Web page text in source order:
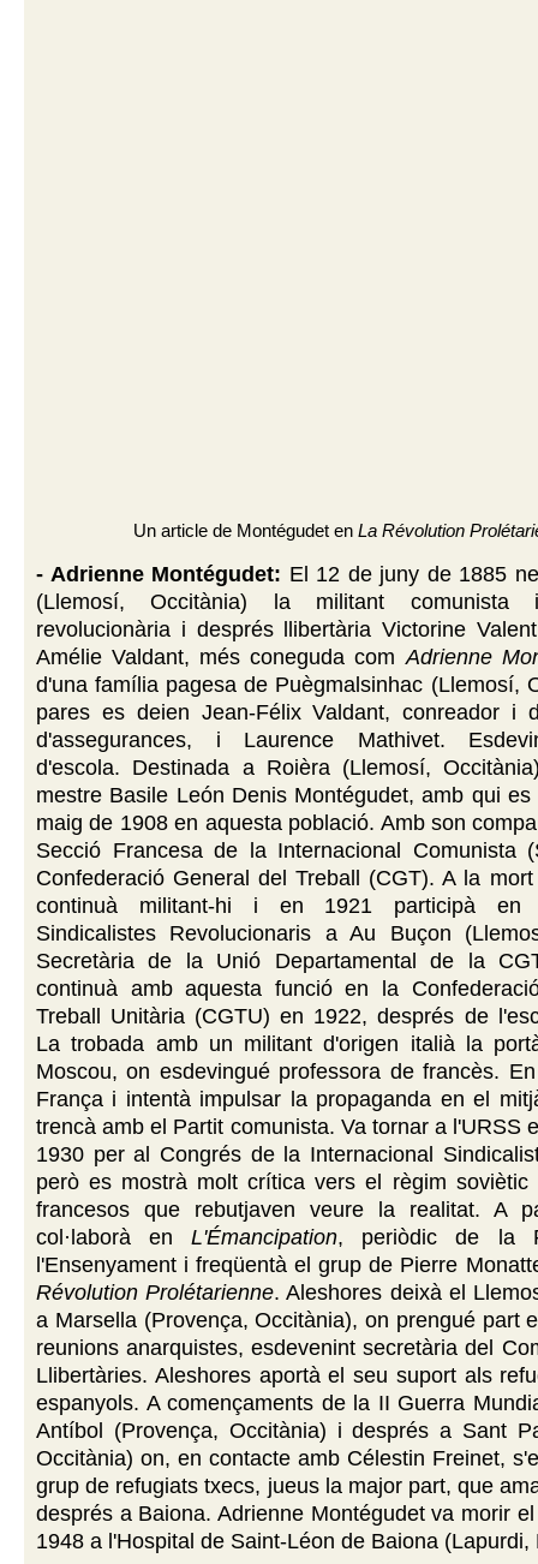
Un article de Montégudet enLa Révolution
- Adrienne Montégudet: El 12 de juny de 1885
(Llemosí, Occitània)
la militant comunista
revolucionària i després llibertària Victorine
Amélie Valdant, més coneguda com Adrienne
d'una família pagesa de Puègmalsinhac (Llemosí,
pares es deien Jean-Félix Valdant, conreador i
d'assegurances, i Laurence Mathivet.
d'escola. Destinada a Roièra (Llemosí,
mestre Basile León Denis Montégudet, amb qui
maig de 1908 en aquesta població. Amb son
Secció Francesa de la Internacional Comunista
Confederació General del Treball (CGT). A la
continuà militant-hi i en 1921 participà en
Sindicalistes Revolucionaris a Au Buçon
Secretària de la Unió Departamental de la
continuà amb aquesta funció en la
Treball Unitària (CGTU) en 1922, després de
La trobada amb un militant d'origen italià la
Moscou, on esdevingué professora de francès.
França i intentà impulsar la propaganda en el
trencà amb el Partit comunista. Va tornar a l'URSS
1930 per al Congrés de la Internacional
però es mostrà molt crítica vers el règim soviètic
francesos que rebutjaven veure la realitat. A
col·laborà enL'Émancipation, periòdic de la
l'Ensenyament i freqüentà el grup de Pierre
Révolution Prolétarienne. Aleshores deixà el
a Marsella (Provença, Occitània), on prengué part
reunions anarquistes, esdevenint secretària del
Llibertàries. Aleshores aportà el seu suport als
espanyols. A començaments de la II Guerra
Antíbol (Provença, Occitània) i després a Sant
Occitània) on, en contacte amb Célestin Freinet,
grup de refugiats txecs, jueus la major part, que
després a Baiona.Adrienne Montégudet va morir
1948 a l'Hospital de Saint-Léon de Baiona (Lapurdi,